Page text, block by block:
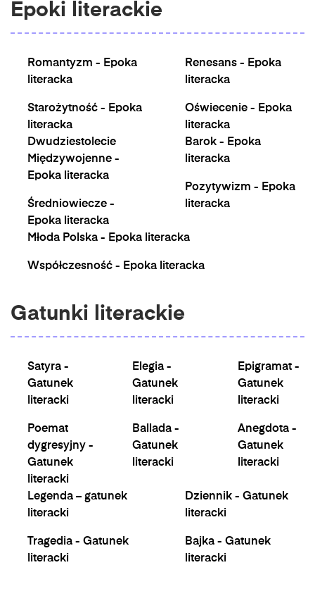
Epoki literackie
Romantyzm - Epoka
literacka
Starożytność - Epoka
literacka
Renesans - Epoka
literacka
Oświecenie - Epoka
literacka
Dwudziestolecie
Międzywojenne -
Epoka literacka
Średniowiecze -
Epoka literacka
Barok - Epoka
literacka
Pozytywizm - Epoka
literacka
Młoda Polska - Epoka literacka
Współczesność - Epoka literacka
Gatunki literackie
Satyra -
Gatunek
literacki
Poemat
dygresyjny -
Gatunek
literacki
Elegia -
Gatunek
literacki
Ballada -
Gatunek
literacki
Epigramat -
Gatunek
literacki
Anegdota -
Gatunek
literacki
Legenda – gatunek
literacki
Tragedia - Gatunek
literacki
Dziennik - Gatunek
literacki
Bajka - Gatunek
literacki